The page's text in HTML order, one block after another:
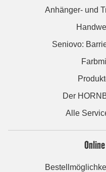
Anhänger- und
Seniovo:
Der
Alle